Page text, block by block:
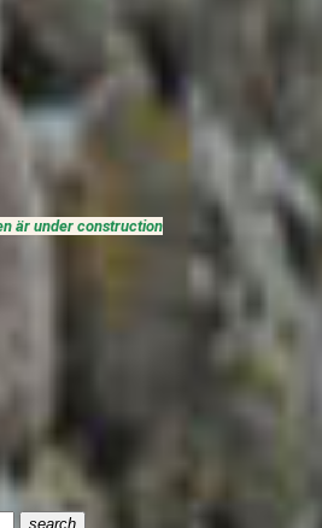
är under construction
search